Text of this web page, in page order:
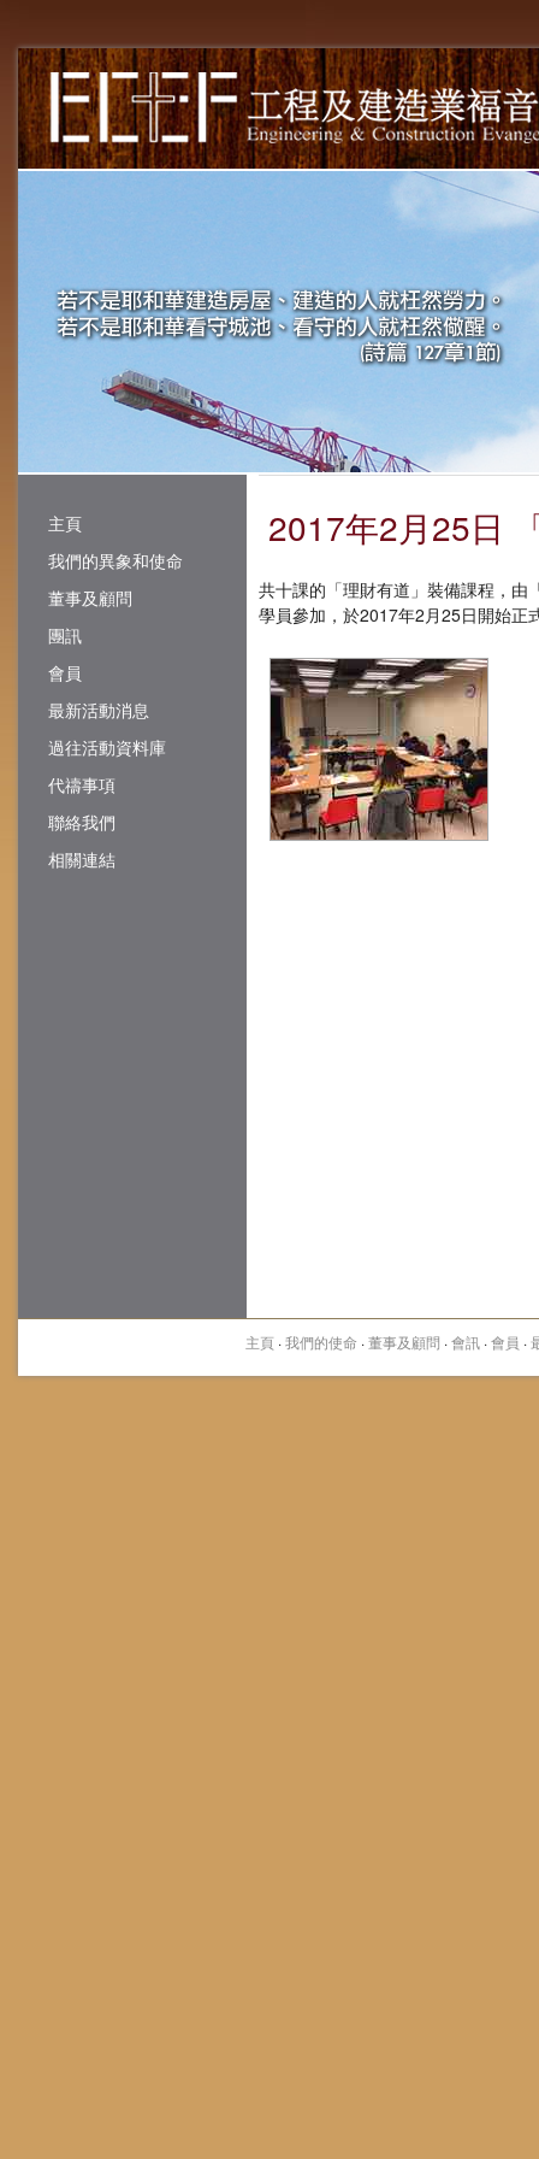
主頁
我們的異象和使命
董事及顧問
團訊
會員
最新活動消息
過往活動資料庫
代禱事項
聯絡我們
相關連結
2017年2月25日
共十課的「理財有道」裝備課程，由
學員參加，於2017年2月25日開始正
主頁·我們的使命 ·董事及顧問 ·會訊·會員 ·